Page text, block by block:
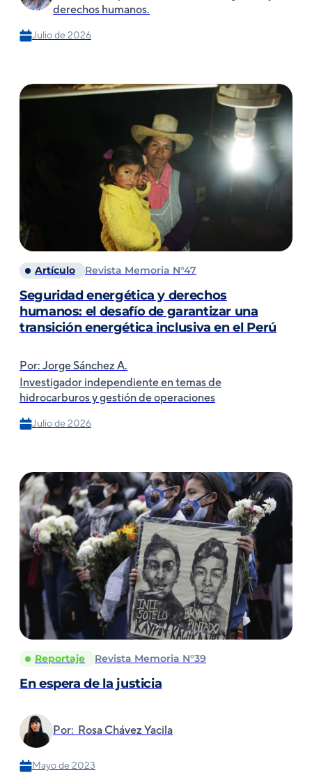
derechos humanos.
Julio de 2026
Artículo Revista Memoria N°47
Seguridad energética y derechos
humanos: el desafío de garantizar una
transición energética inclusiva en el Perú
Por: Jorge Sánchez A.
Investigador independiente en temas de
hidrocarburos y gestión de operaciones
Julio de 2026
Reportaje Revista Memoria N°39
En espera de la justicia
Por: Rosa Chávez Yacila
Mayo de 2023